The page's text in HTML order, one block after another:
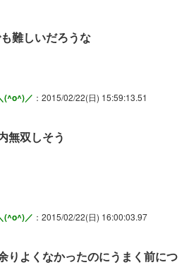
難しいだろうな
(^o^)／ ：2015/02/22(日) 15:59:13.51
無双しそう
(^o^)／ ：2015/02/22(日) 16:00:03.97
りよくなかったのにうまく前につ